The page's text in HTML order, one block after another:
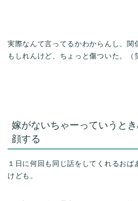
実際なんて言ってるかわからんし、関
もしれんけど、ちょっと傷ついた。（
嫁がないちゃーっていうと
顔する
１日に何回も同じ話をしてくれるおば
けども。